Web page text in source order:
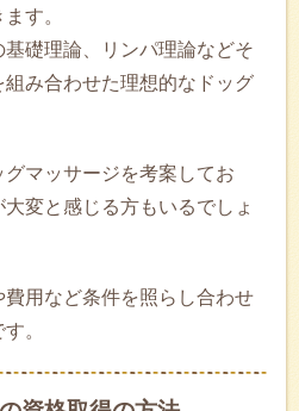
す。
礎理論、リンパ理論などそ
み合わせた理想的なドッグ
マッサージを考案してお
変と感じる方もいるでしょ
用など条件を照らし合わせ
。